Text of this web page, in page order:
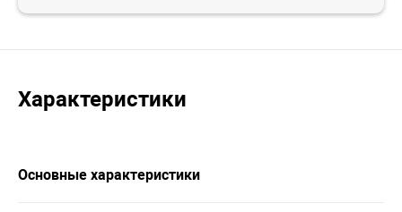
Характеристики
Основные характеристики